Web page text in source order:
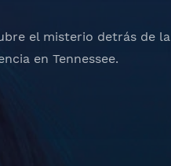
el misterio detrás de la
en Tennessee.